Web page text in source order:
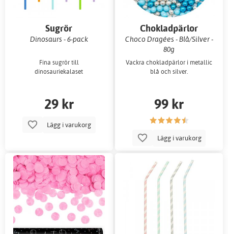
Sugrör
Dinosaurs - 6-pack
Fina sugrör till
dinosauriekalaset
29 kr
Lägg i varukorg
Chokladpärlor
Choco Dragées - Blå/Silver -
80g
Vackra chokladpärlor i metallic
blå och silver.
99 kr
Lägg i varukorg